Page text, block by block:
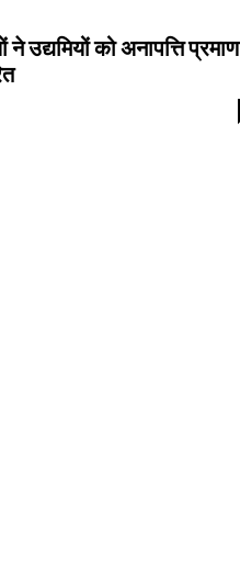
उद्यमियों को अनापत्ति प्रमाण